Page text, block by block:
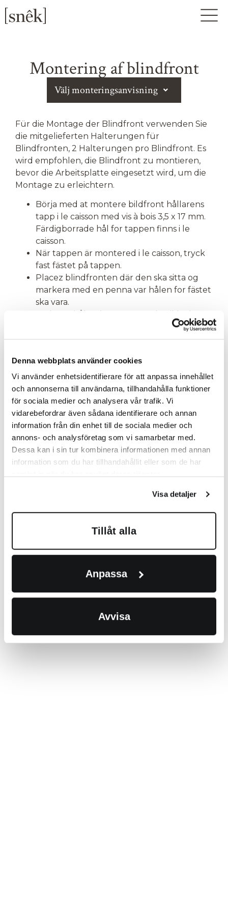
Denna webbplats använder cookies
Vi använder enhetsidentifierare för att anpassa innehållet
och annonserna till användarna, tillhandahålla funktioner
för sociala medier och analysera vår trafik. Vi
vidarebefordrar även sådana identifierare och annan
information från din enhet till de sociala medier och
annons- och analysföretag som vi samarbetar med.
Dessa kan i sin tur kombinera informationen med annan
information som du har tillhandahållit eller som de har
Visa detaljer
Tillåt alla
Anpassa
Avvisa
Montering af blindfront
Välj monteringsanvisning
Für die Montage der Blindfront verwenden Sie
die mitgelieferten Halterungen für
Blindfronten, 2 Halterungen pro Blindfront. Es
wird empfohlen, die Blindfront zu montieren,
bevor die Arbeitsplatte eingesetzt wird, um die
Montage zu erleichtern.
Börja med at montere bildfront hållarens
tapp i le caisson med vis à bois 3,5 x 17 mm.
Färdigborrade hål for tappen finns i le
caisson.
När tappen är montered i le caisson, tryck
fast fästet på tappen.
Placez blindfronten där den ska sitta og
markera med en penna var hålen for fästet
ska vara.
igenom fronten) og skruea fast fästet i
blindfronten med skrue 3,5 x 17mm.